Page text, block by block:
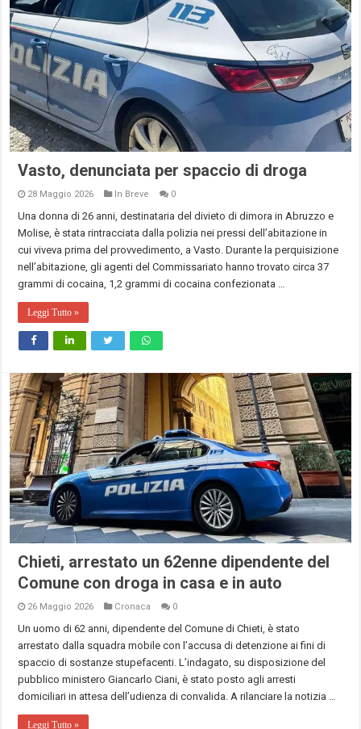
Vasto, denunciata per spaccio di droga
28 Maggio 2026 In Breve 0
Una donna di 26 anni, destinataria del divieto di dimora in Abruzzo e
Molise, è stata rintracciata dalla polizia nei pressi dell’abitazione in
cui viveva prima del provvedimento, a Vasto. Durante la perquisizione
nell’abitazione, gli agenti del Commissariato hanno trovato circa 37
grammi di cocaina, 1,2 grammi di cocaina confezionata …
Leggi Tutto »
Chieti, arrestato un 62enne dipendente del
Comune con droga in casa e in auto
26 Maggio 2026 Cronaca 0
Un uomo di 62 anni, dipendente del Comune di Chieti, è stato
arrestato dalla squadra mobile con l’accusa di detenzione ai fini di
spaccio di sostanze stupefacenti. L’indagato, su disposizione del
pubblico ministero Giancarlo Ciani, è stato posto agli arresti
domiciliari in attesa dell’udienza di convalida. A rilanciare la notizia …
Leggi Tutto »